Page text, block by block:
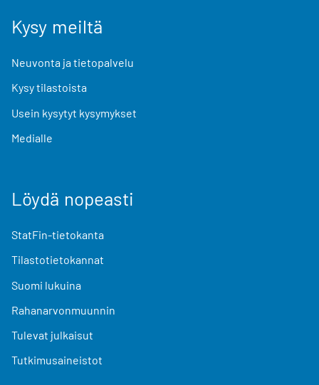
Kysy meiltä
Neuvonta ja tietopalvelu
Kysy tilastoista
Usein kysytyt kysymykset
Medialle
Löydä nopeasti
StatFin-tietokanta
Tilastotietokannat
Suomi lukuina
Rahanarvonmuunnin
Tulevat julkaisut
Tutkimusaineistot